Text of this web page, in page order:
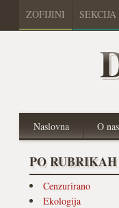
ZOFIJINI
Naslovna O nas
PO RUBRIKAH
Cenzurirano
Ekologija